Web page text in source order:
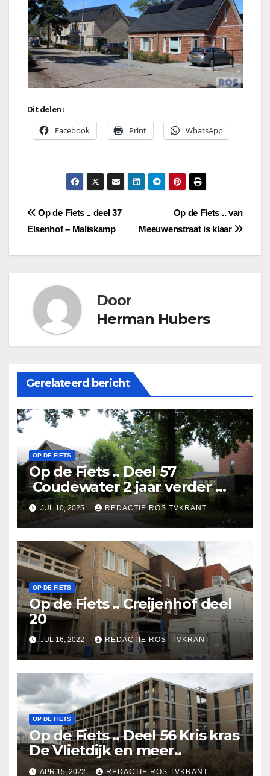
Dit delen:
Facebook Print WhatsApp
Bericht
navigatie
Op de Fiets .. van
Meeuwenstraat is klaar
Op de Fiets .. deel 37
Elsenhof – Maliskamp
Door
Herman Hubers
Gerelateerd bericht
OP DE FIETS
Op de Fiets .. Deel 57
Coudewater 2 jaar verder …
JUL 10, 2025 REDACTIE ROS TVKRANT
OP DE FIETS
Op de Fiets .. Creijenhof deel
20
JUL 16, 2022 REDACTIE ROS -TVKRANT
OP DE FIETS
Op de Fiets .. Deel 56 Kris kras
De Vlietdijk en meer..
APR 15, 2022 REDACTIE ROS TVKRANT